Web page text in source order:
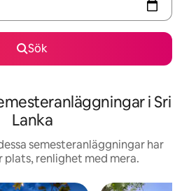
Sök
i Sri
Lanka
semesteranläggningar har
renlighet med mera.